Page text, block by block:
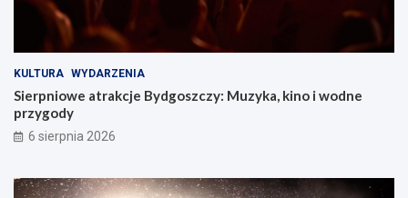
KULTURA WYDARZENIA
Sierpniowe atrakcje Bydgoszczy: Muzyka, kino i wodne
przygody
6 sierpnia 2026